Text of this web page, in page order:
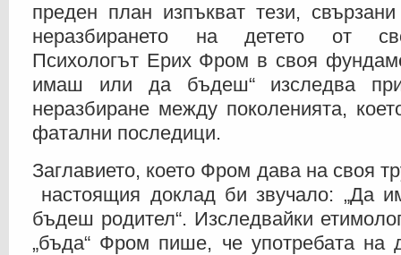
преден план изпъкват тези,
неразбирането на детето от
Психологът Ерих Фром в своя
имаш или да бъдеш“ изследва
неразбиране между поколенията,
фатални последици.
Заглавието, което Фром дава на своя
настоящия доклад би звучало: „Да
бъдеш родител“. Изследвайки
„бъда“ Фром пише, че употребата на